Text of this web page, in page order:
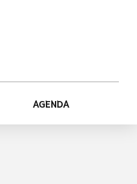
AGENDA